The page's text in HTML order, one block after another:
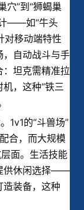
穴”到“狮蝎巢
计——如“牛头
对移动端特性
，自动战斗与手
坦克需精准拉
，这种“铁三
1v1的“斗兽场”
合，而大规模
面。生活技能
供休闲选择——
造装备，这种